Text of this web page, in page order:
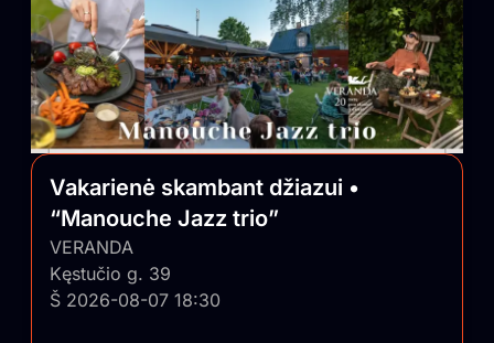
Vakarienė skambant džiazui •
“Manouche Jazz trio”
VERANDA
Kęstučio g. 39
Š 2026-08-07 18:30